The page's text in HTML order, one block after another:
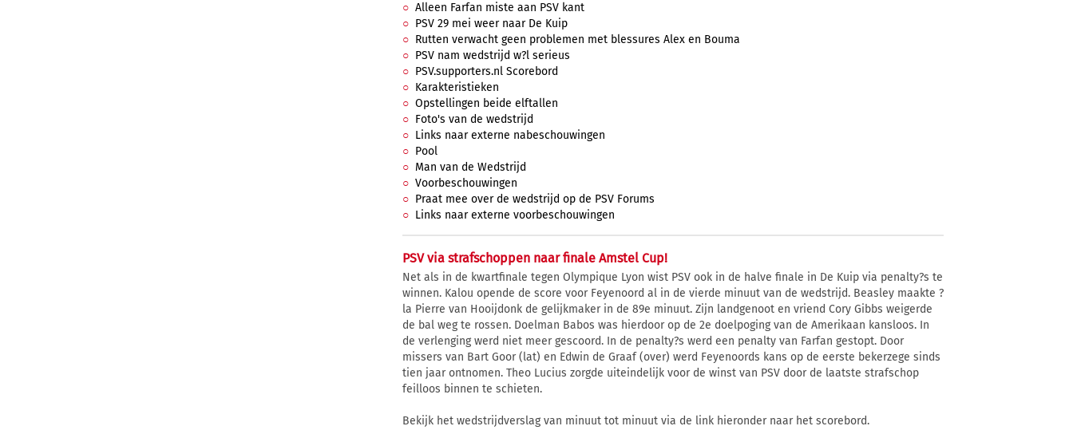
Alleen Farfan miste aan PSV kant
PSV 29 mei weer naar De Kuip
Rutten verwacht geen problemen met blessures Alex en Bouma
PSV nam wedstrijd w?l serieus
PSV.supporters.nl Scorebord
Karakteristieken
Opstellingen beide elftallen
Foto's van de wedstrijd
Links naar externe nabeschouwingen
Pool
Man van de Wedstrijd
Voorbeschouwingen
Praat mee over de wedstrijd op de PSV Forums
Links naar externe voorbeschouwingen
PSV via strafschoppen naar finale Amstel Cup!
Net als in de kwartfinale tegen Olympique Lyon wist PSV ook in de halve finale in De Kuip via penalty?s te
winnen. Kalou opende de score voor Feyenoord al in de vierde minuut van de wedstrijd. Beasley maakte ?
la Pierre van Hooijdonk de gelijkmaker in de 89e minuut. Zijn landgenoot en vriend Cory Gibbs weigerde
de bal weg te rossen. Doelman Babos was hierdoor op de 2e doelpoging van de Amerikaan kansloos. In
de verlenging werd niet meer gescoord. In de penalty?s werd een penalty van Farfan gestopt. Door
missers van Bart Goor (lat) en Edwin de Graaf (over) werd Feyenoords kans op de eerste bekerzege sinds
tien jaar ontnomen. Theo Lucius zorgde uiteindelijk voor de winst van PSV door de laatste strafschop
feilloos binnen te schieten.
Bekijk het wedstrijdverslag van minuut tot minuut via de link hieronder naar het scorebord.